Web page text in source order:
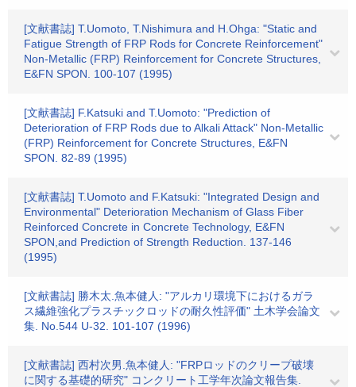
[文献書誌] T.Uomoto, T.Nishimura and H.Ohga: "Static and
Fatigue Strength of FRP Rods for Concrete Reinforcement"
Non-Metallic (FRP) Reinforcement for Concrete Structures,
E&FN SPON. 100-107 (1995)
[文献書誌] F.Katsuki and T.Uomoto: "Prediction of
Deterioration of FRP Rods due to Alkali Attack" Non-Metallic
(FRP) Reinforcement for Concrete Structures, E&FN
SPON. 82-89 (1995)
[文献書誌] T.Uomoto and F.Katsuki: "Integrated Design and
Environmental" Deterioration Mechanism of Glass Fiber
Reinforced Concrete in Concrete Technology, E&FN
SPON,and Prediction of Strength Reduction. 137-146
(1995)
[文献書誌] 勝木太.魚本健人: "アルカリ環境下におけるガラ
ス繊維強化プラスチックロッドの耐久性評価" 土木学会論文
集. No.544 U-32. 101-107 (1996)
[文献書誌] 西村次男.魚本健人: "FRPロッドのクリープ破壊
に関する基礎的研究" コンクリート工学年次論文報告集.